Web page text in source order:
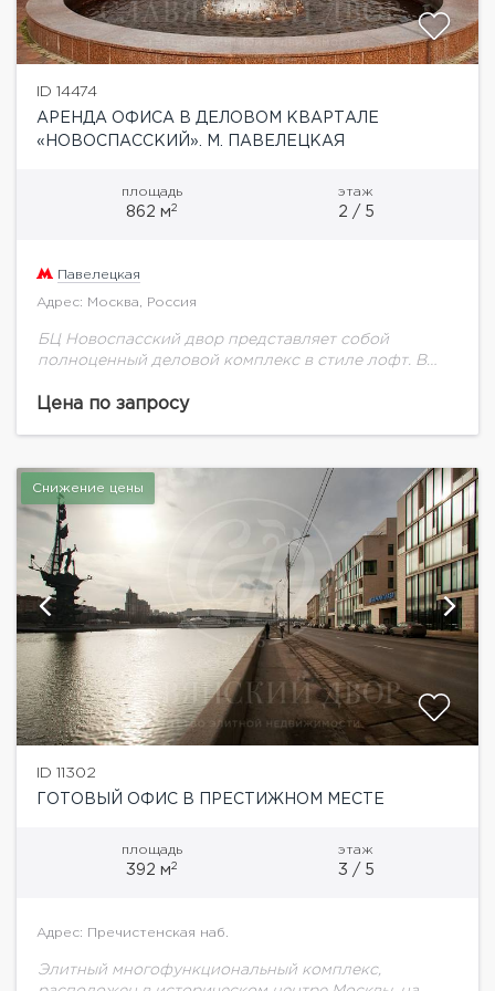
ID 14474
АРЕНДА ОФИСА В ДЕЛОВОМ КВАРТАЛЕ
«НОВОСПАССКИЙ». М. ПАВЕЛЕЦКАЯ
площадь
862 м2
этаж
2 / 5
Павелецкая
Адрес: Москва, Россия
БЦ Новоспасский двор представляет собой
полноценный деловой комплекс в стиле лофт. В
двор» предлагается помещение площадью 862 кв.м.
Цена по запросу
Снижение цены
ID 11302
ГОТОВЫЙ ОФИС В ПРЕСТИЖНОМ МЕСТЕ
площадь
392 м2
этаж
3 / 5
Адрес: Пречистенская наб.
Элитный многофункциональный комплекс,